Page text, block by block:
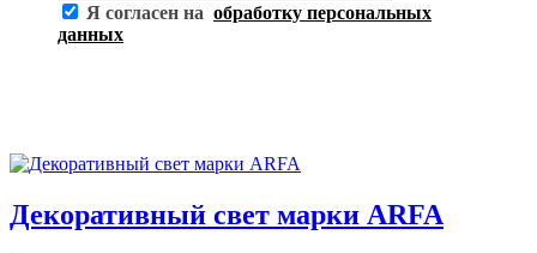
Я согласен на обработку персональных
данных
Декоративный свет марки ARFA